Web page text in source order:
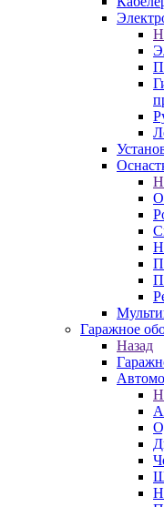
Гаражное
Назад